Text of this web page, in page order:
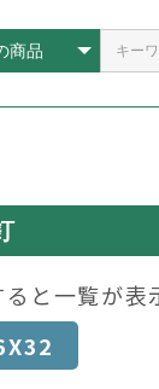
と一覧が表